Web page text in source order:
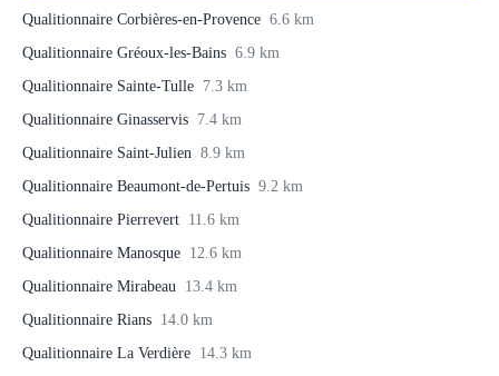
Qualitionnaire Corbières-en-Provence 6.6 km
Qualitionnaire Gréoux-les-Bains 6.9 km
Qualitionnaire Sainte-Tulle 7.3 km
Qualitionnaire Ginasservis 7.4 km
Qualitionnaire Saint-Julien 8.9 km
Qualitionnaire Beaumont-de-Pertuis 9.2 km
Qualitionnaire Pierrevert 11.6 km
Qualitionnaire Manosque 12.6 km
Qualitionnaire Mirabeau 13.4 km
Qualitionnaire Rians 14.0 km
Qualitionnaire La Verdière 14.3 km